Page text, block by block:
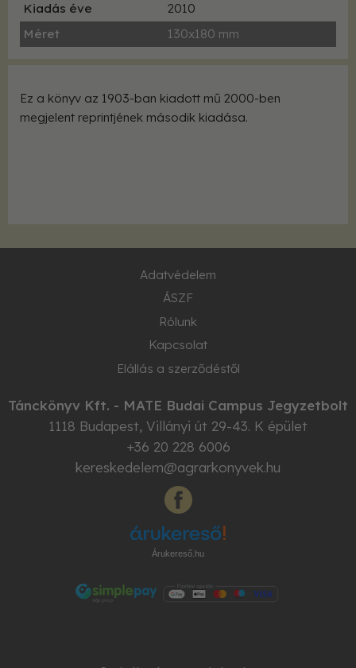
Kiadás éve
2010
Méret
130x180 mm
Ez a könyv az 1903-ban kiadott mű 2000-ben
megjelent reprintjének második kiadása.
Adatvédelem
ÁSZF
Rólunk
Kapcsolat
Elállás a szerződéstől
Tánckönyv Kft. - MATE Budai Campus Jegyzetbolt
1118 Budapest, Villányi út 29-43. K épület
+36 20 228 6006
kereskedelem@agrarkonyvek.hu
Árukereső.hu